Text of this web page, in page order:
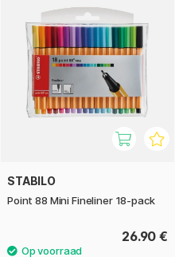
STABILO
Point 88 Mini Fineliner 18-pack
26.90 €